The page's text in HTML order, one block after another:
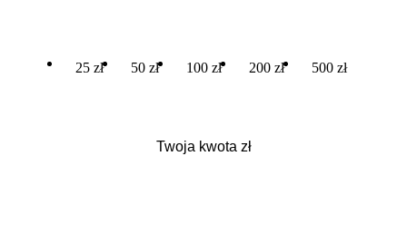
25 zł 50 zł 100 zł 200 zł 500 zł